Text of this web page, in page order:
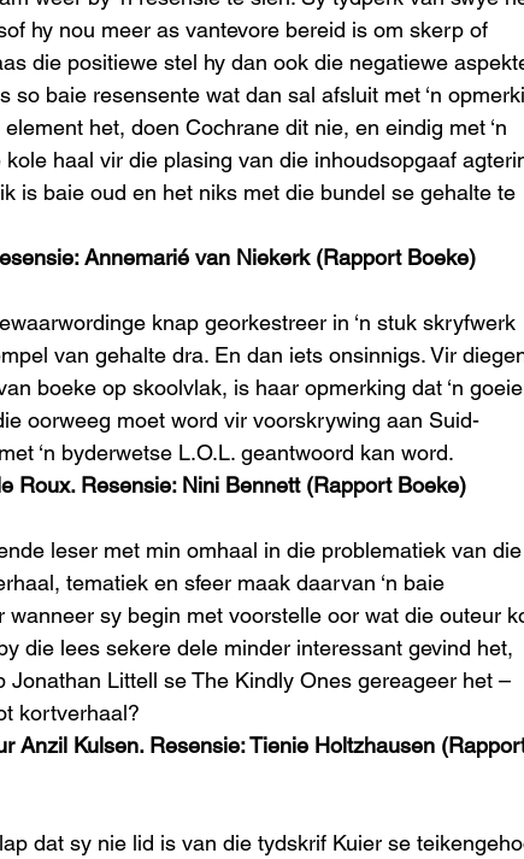
hy nou meer as vantevore bereid is om skerp of
die positiewe stel hy dan ook die negatiewe
so baie resensente wat dan sal afsluit met ‘n
het, doen Cochrane dit nie, en eindig met ‘n
haal vir die plasing van die inhoudsopgaaf
is baie oud en het niks met die bundel se gehalte te
Annemarié van Niekerk (Rapport Boeke)
knap georkestreer in ‘n stuk skryfwerk
van gehalte dra. En dan iets onsinnigs. Vir
boeke op skoolvlak, is haar opmerking dat ‘n
oorweeg moet word vir voorskrywing aan Suid-
‘n byderwetse L.O.L. geantwoord kan word.
Roux. Resensie: Nini Bennett (Rapport Boeke)
leser met min omhaal in die problematiek van die
tematiek en sfeer maak daarvan ‘n baie
sy begin met voorstelle oor wat die outeur
die lees sekere dele minder interessant gevind het,
Jonathan Littell se The Kindly Ones gereageer het –
kortverhaal?
Anzil Kulsen. Resensie: Tienie Holtzhausen
dat sy nie lid is van die tydskrif Kuier se